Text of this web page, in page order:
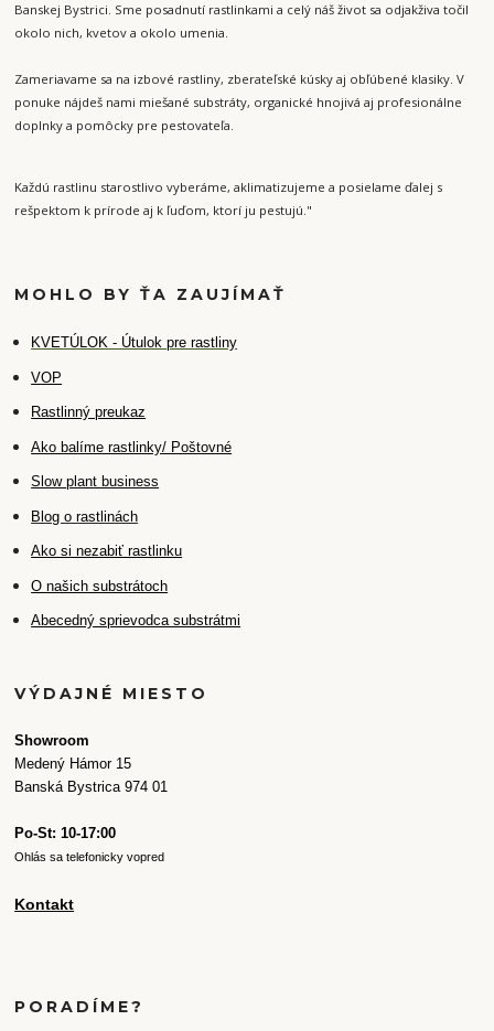
Banskej Bystrici. Sme posadnutí rastlinkami a celý náš život sa odjakživa točil
okolo nich, kvetov a okolo umenia.
Zameriavame sa na izbové rastliny, zberateľské kúsky aj obľúbené klasiky. V
ponuke nájdeš nami miešané substráty, organické hnojivá aj profesionálne
doplnky a pomôcky pre pestovateľa.
Každú rastlinu starostlivo vyberáme, aklimatizujeme a posielame ďalej s
rešpektom k prírode aj k ľuďom, ktorí ju pestujú."
MOHLO BY ŤA ZAUJÍMAŤ
KVETÚLOK - Útulok pre rastliny
VOP
Rastlinný preukaz
Ako balíme rastlinky/ Poštovné
Slow plant business
Blog o rastlinách
Ako si nezabiť rastlinku
O našich substrátoch
Abecedný sprievodca substrátmi
VÝDAJNÉ MIESTO
Showroom
Medený Hámor 15
Banská Bystrica 974 01
Po-St: 10-17:00
Ohlás sa telefonicky vopred
Kontakt
PORADÍME?